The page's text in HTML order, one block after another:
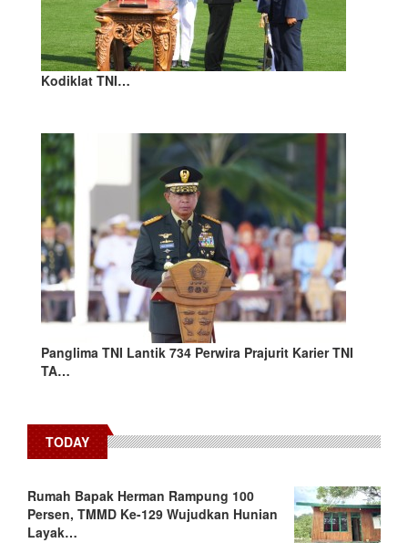
Kodiklat TNI…
Panglima TNI Lantik 734 Perwira Prajurit Karier TNI
TA…
TODAY
Rumah Bapak Herman Rampung 100
Persen, TMMD Ke-129 Wujudkan Hunian
Layak…